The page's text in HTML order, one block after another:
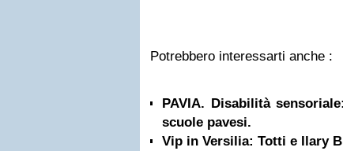
Potrebbero interessarti anche :
PAVIA. Disabilità
scuole pavesi.
Vip in Versilia: Totti e Ilary